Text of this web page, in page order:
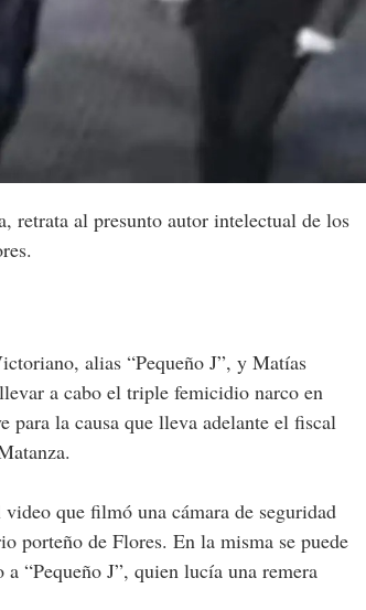
retrata al presunto autor intelectual de los
alias “Pequeño J”, y Matías
a cabo el triple femicidio narco en
para la causa que lleva adelante el fiscal
que filmó una cámara de seguridad
porteño de Flores. En la misma se puede
“Pequeño J”, quien lucía una remera